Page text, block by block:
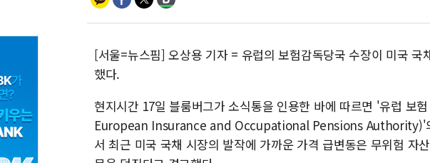
[서울=뉴스핌] 오상용 기자 = 유럽의 보험감독당국 수장이 미국
했다.
현지시간 17일 블룸버그가 소식통을 인용한 바에 따르면 '유럽 보
European Insurance and Occupational Pensions Authority)'
서 최근 미국 국채 시장의 발작에 가까운 가격 급변동은 무위험 자